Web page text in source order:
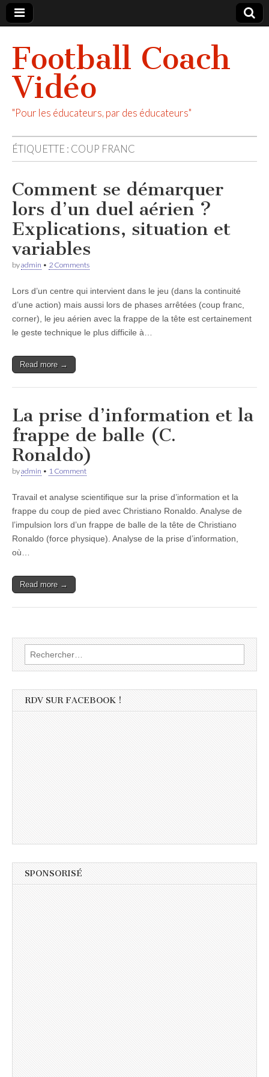
Football Coach
Vidéo
"Pour les éducateurs, par des éducateurs"
ÉTIQUETTE : COUP FRANC
Comment se démarquer
lors d’un duel aérien ?
Explications, situation et
variables
byadmin • 2 Comments
Lors d’un centre qui intervient dans le jeu (dans la continuité
d’une action) mais aussi lors de phases arrêtées (coup franc,
corner), le jeu aérien avec la frappe de la tête est certainement
le geste technique le plus difficile à…
Read more →
La prise d’information et la
frappe de balle (C.
Ronaldo)
byadmin • 1 Comment
Travail et analyse scientifique sur la prise d’information et la
frappe du coup de pied avec Christiano Ronaldo. Analyse de
l’impulsion lors d’un frappe de balle de la tête de Christiano
Ronaldo (force physique). Analyse de la prise d’information,
où…
Read more →
Rechercher :
RDV SUR FACEBOOK !
SPONSORISÉ